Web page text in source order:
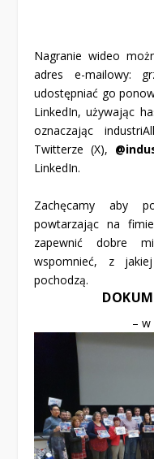
Nagranie wideo
adres e-mailowy:
udostępniać go
LinkedIn, używając
oznaczając
Twitterze (X),
LinkedIn.
Zachęcamy aby
powtarzając na
zapewnić dobre
wspomnieć, z
pochodzą.
– w